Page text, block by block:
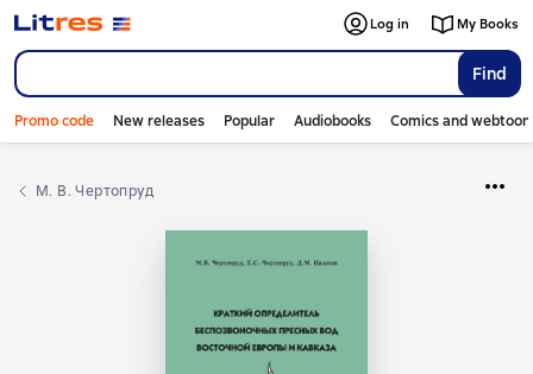
Find
Log in My Books
Promo code New releases Popular Audiobooks Comics and
М. В. Чертопруд